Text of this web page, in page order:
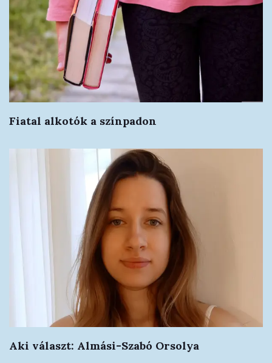
Fiatal alkotók a színpadon
Aki választ: Almási-Szabó Orsolya